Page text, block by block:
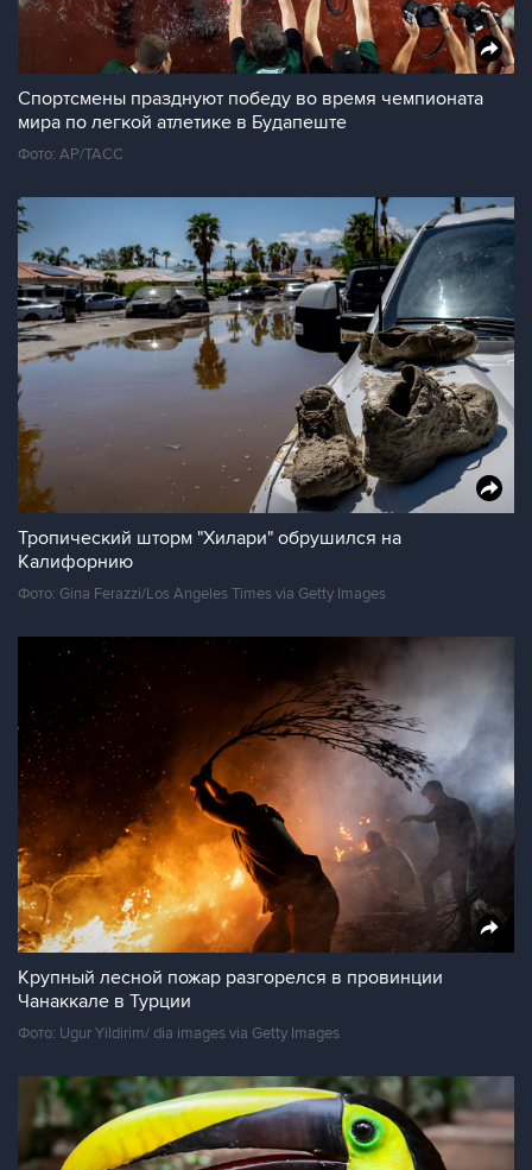
Спортсмены празднуют победу во время чемпионата
мира по легкой атлетике в Будапеште
Фото: АР/ТАСС
Тропический шторм "Хилари" обрушился на
Калифорнию
Фото: Gina Ferazzi/Los Angeles Times via Getty Images
Крупный лесной пожар разгорелся в провинции
Чанаккале в Турции
Фото: Ugur Yildirim/ dia images via Getty Images